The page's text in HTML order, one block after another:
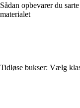
Sådan opbevarer du
materialet
Tidløse bukser: Vælg